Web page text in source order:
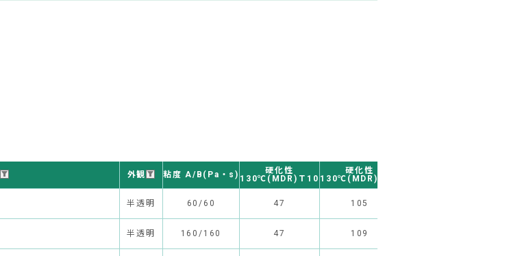
外観 粘度 A/B(Pa・s)
硬化性
130℃(MDR)Ｔ10
硬化性
130℃(MDR)Ｔ90
半透明 60/60 47 105
半透明 160/160 47 109